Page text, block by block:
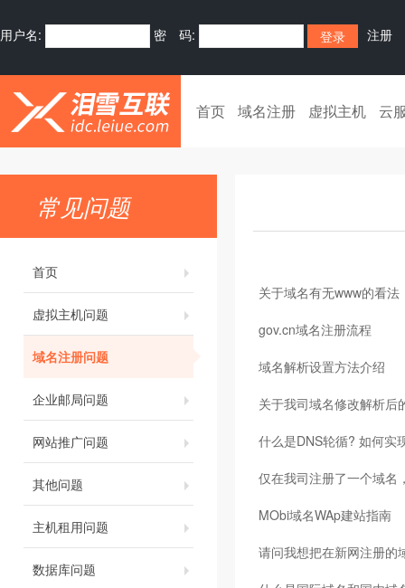
用户名: 密 码: 注册
首页 域名注册 虚拟主机 云
常见问题
首页
虚拟主机问题
域名注册问题
企业邮局问题
网站推广问题
其他问题
主机租用问题
数据库问题
关于域名有无www的看法
gov.cn域名注册流程
域名解析设置方法介绍
关于我司域名修改解析后
什么是DNS轮循? 如何实
仅在我司注册了一个域名
MObi域名WAp建站指南
请问我想把在新网注册的